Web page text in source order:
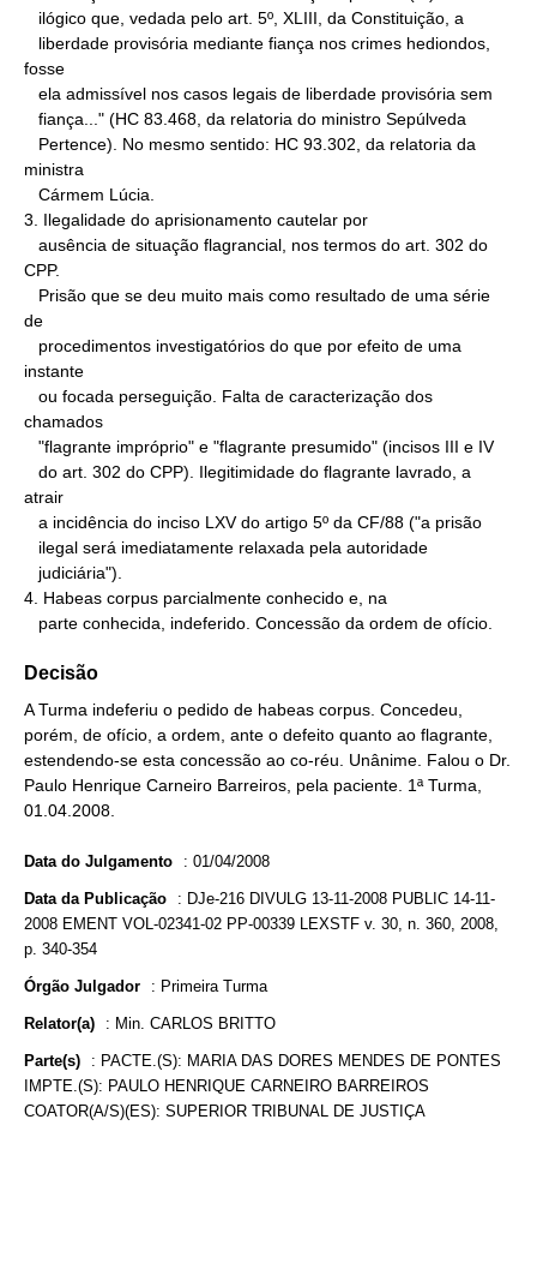
fosse
ministra
3. Ilegalidade do aprisionamento cautelar por
CPP.
de
instante
chamados
atrair
4. Habeas corpus parcialmente conhecido e, na
   parte conhecida, indeferido. Concessão da ordem de ofício.
Decisão
A Turma indeferiu o pedido de habeas corpus. Concedeu,
porém, de ofício, a ordem, ante o defeito quanto ao flagrante,
estendendo-se esta concessão ao co-réu. Unânime. Falou o Dr.
Paulo Henrique Carneiro Barreiros, pela paciente. 1ª Turma,
01.04.2008.
Data do Julgamento : 01/04/2008
Data da Publicação : DJe-216 DIVULG 13-11-2008 PUBLIC 14-11-
2008 EMENT VOL-02341-02 PP-00339 LEXSTF v. 30, n. 360, 2008,
p. 340-354
Órgão Julgador : Primeira Turma
Relator(a) : Min. CARLOS BRITTO
Parte(s) : PACTE.(S): MARIA DAS DORES MENDES DE PONTES
IMPTE.(S): PAULO HENRIQUE CARNEIRO BARREIROS
COATOR(A/S)(ES): SUPERIOR TRIBUNAL DE JUSTIÇA